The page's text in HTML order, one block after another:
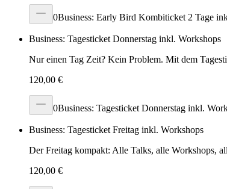
0Business: Early Bird Kombiticket 2 Tage
Business: Tagesticket Donnerstag inkl. Workshops
Nur einen Tag Zeit? Kein Problem. Mit dem
120,00 €
0Business: Tagesticket Donnerstag inkl.
Business: Tagesticket Freitag inkl. Workshops
Der Freitag kompakt: Alle Talks, alle Workshops,
120,00 €